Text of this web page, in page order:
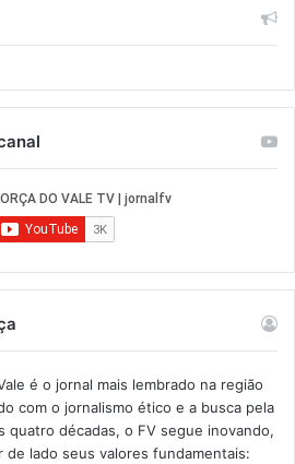
é o jornal mais lembrado na região
com o jornalismo ético e a busca pela
quatro décadas, o FV segue inovando,
de lado seus valores fundamentais: